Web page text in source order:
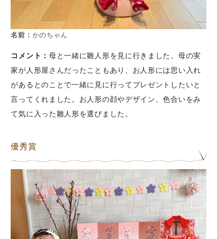
名前： かのちゃん
コメント： 母と一緒に雛人形を見に行きました。母の実
家が人形屋さんだったこともあり、お人形には思い入れ
があるとのことで一緒に見に行ってプレゼントしたいと
言ってくれました。お人形の顔やデザイン、色合いをみ
て気に入った雛人形を選びました。
優秀賞